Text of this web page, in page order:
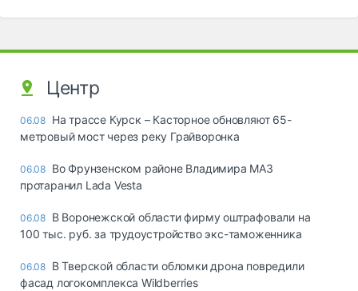
Центр
06.08 На трассе Курск – Касторное обновляют 65-
метровый мост через реку Грайворонка
06.08 Во Фрунзенском районе Владимира МАЗ
протаранил Lada Vesta
06.08 В Воронежской области фирму оштрафовали на
100 тыс. руб. за трудоустройство экс-таможенника
06.08 В Тверской области обломки дрона повредили
фасад логокомплекса Wildberries